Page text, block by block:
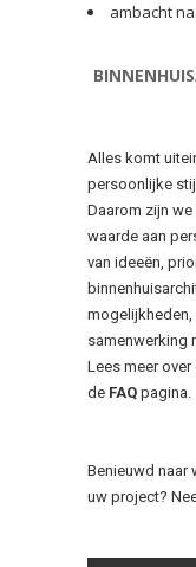
ambacht
Alles komt
persoonlijke
Daarom zijn we
waarde aan
van ideeën,
samenwerking
Lees meer
de FAQ pagina.
Benieuwd naar
uw project?